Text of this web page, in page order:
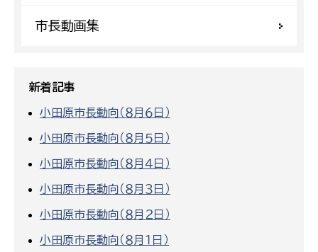
市長動画集
新着記事
小田原市長動向（８月６日）
小田原市長動向（８月５日）
小田原市長動向（８月４日）
小田原市長動向（８月３日）
小田原市長動向（８月２日）
小田原市長動向（８月１日）